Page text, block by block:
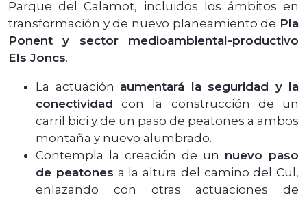
Parque del Calamot, incluidos los ámbitos en
transformación y de nuevo planeamiento de Pla
Ponent y sector medioambiental-productivo
Els Joncs.
La actuación aumentará la seguridad y la
conectividad con la construcción de un
carril bici y de un paso de peatones a ambos
montaña y nuevo alumbrado.
Contempla la creación de un nuevo paso
de peatones a la altura del camino del Cul,
enlazando con otras actuaciones de